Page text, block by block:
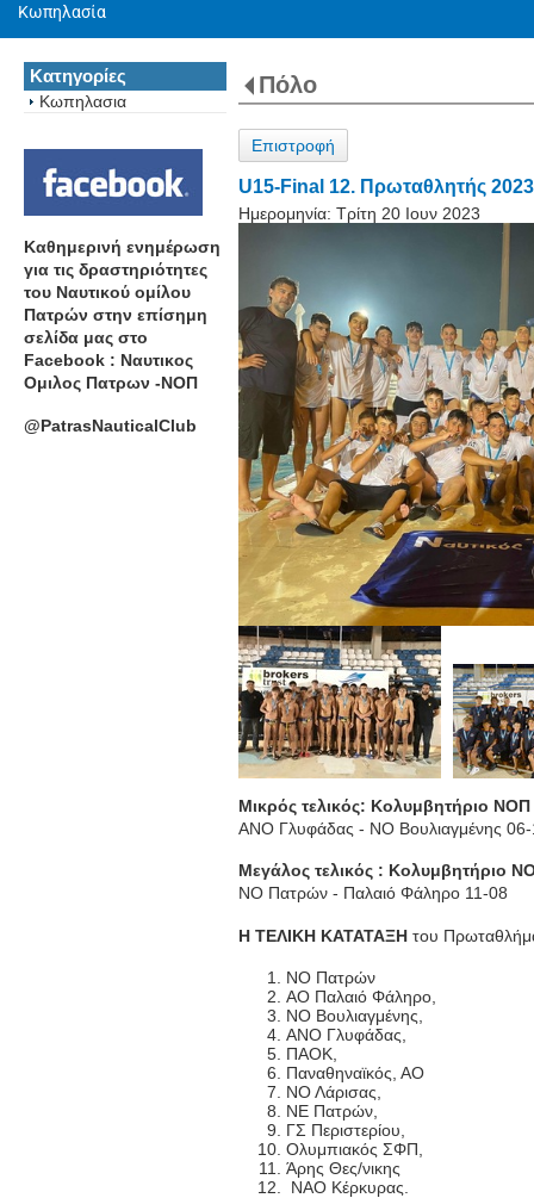
Κωπηλασία
Κατηγορίες
Κωπηλασια
Καθημερινή ενημέρωση
για τις δραστηριότητες
του Ναυτικού ομίλου
Πατρών στην επίσημη
σελίδα μας στο
Facebook : Ναυτικος
Ομιλος Πατρων -ΝΟΠ
@PatrasNauticalClub
Πόλο
Επιστροφή
U15-Final 12. Πρωταθλητής
Ημερομηνία: Τρίτη 20 Ιουν 2023
Μικρός τελικός: Κολυμβητήριο
ΑΝΟ Γλυφάδας - ΝΟ Βουλιαγμένης
Μεγάλος τελικός : Κολυμβητήριο
ΝΟ Πατρών - Παλαιό Φάληρο 11-08
Η ΤΕΛΙΚΗ ΚΑΤΑΤΑΞΗ του
ΝΟ Πατρών
ΑΟ Παλαιό Φάληρο,
ΝΟ Βουλιαγμένης,
ΑΝΟ Γλυφάδας,
ΠΑΟΚ,
Παναθηναϊκός, ΑΟ
ΝΟ Λάρισας,
ΝΕ Πατρών,
ΓΣ Περιστερίου,
Ολυμπιακός ΣΦΠ,
Άρης Θες/νικης
ΝΑΟ Κέρκυρας.